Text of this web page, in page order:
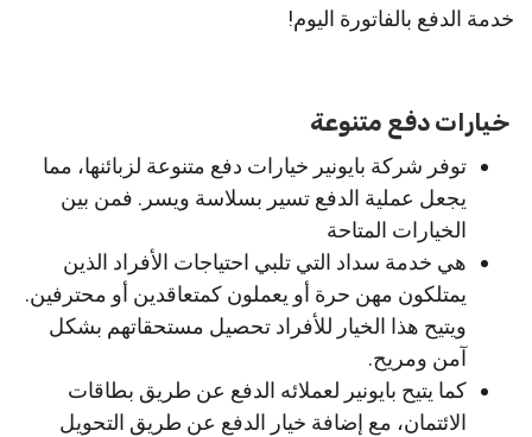
خدمة الدفع بالفاتورة اليوم!
خيارات دفع متنوعة
توفر شركة بايونير خيارات دفع متنوعة لزبائنها، مما
يجعل عملية الدفع تسير بسلاسة ويسر. فمن بين
الخيارات المتاحة
هي خدمة سداد التي تلبي احتياجات الأفراد الذين
يمتلكون مهن حرة أو يعملون كمتعاقدين أو محترفين.
ويتيح هذا الخيار للأفراد تحصيل مستحقاتهم بشكل
آمن ومريح.
كما يتيح بايونير لعملائه الدفع عن طريق بطاقات
الائتمان، مع إضافة خيار الدفع عن طريق التحويل